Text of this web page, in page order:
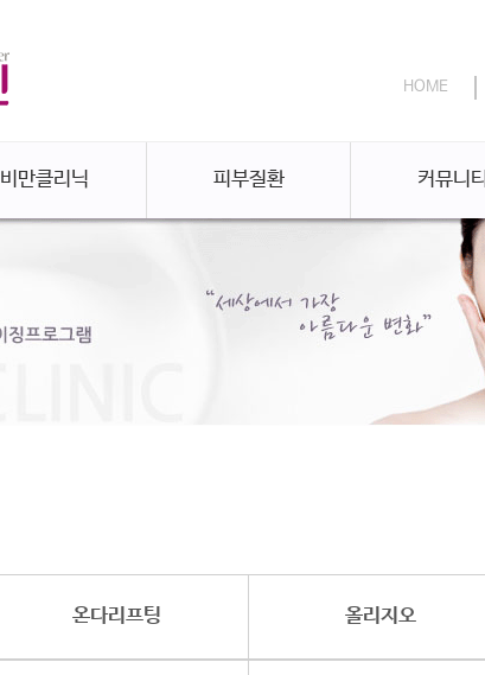
HOME
비만클리닉 피부질환 커뮤니티
온다리프팅 올리지오